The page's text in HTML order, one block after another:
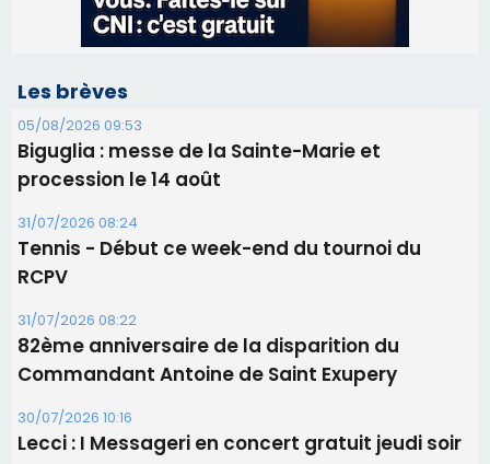
31/07/2026 08:24
Tennis - Début ce week-end du tournoi du
31/07/2026 08:22
82ème anniversaire de la disparition du
Commandant Antoine de Saint Exupery
30/07/2026 10:16
Lecci : I Messageri en concert gratuit jeudi soir
30/07/2026 09:55
Corte : I Chjami Aghjalesi en concert ce soir
30/07/2026 08:33
Bastia - Assunta Gloriosa à la Cathédrale
Sainte-Marie